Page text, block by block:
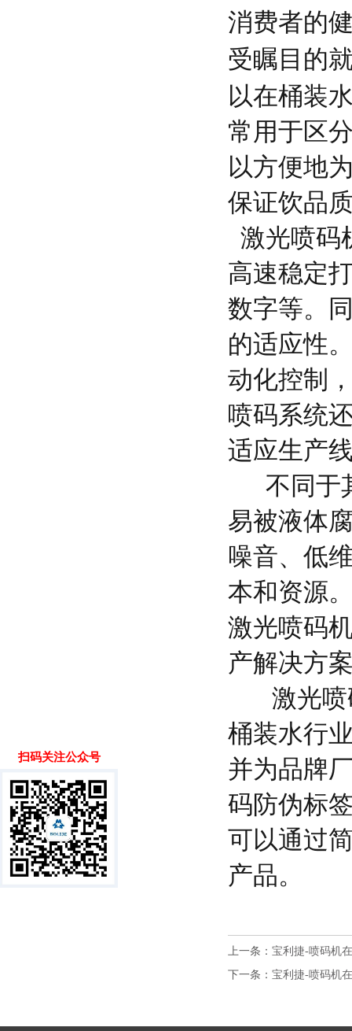
消费者的
受瞩目的
以在桶装
常用于区
以方便地
保证饮品
激光喷码
高速稳定
数字等。
的适应性
动化控制
喷码系统
适应生产
不同于
易被液体
噪音、低
本和资源
激光喷码
产解决方
激光喷
桶装水行
并为品牌
码防伪标
可以通过
产品。
上一条： 宝利捷-喷码机
下一条： 宝利捷-喷码机
扫码关注公众号